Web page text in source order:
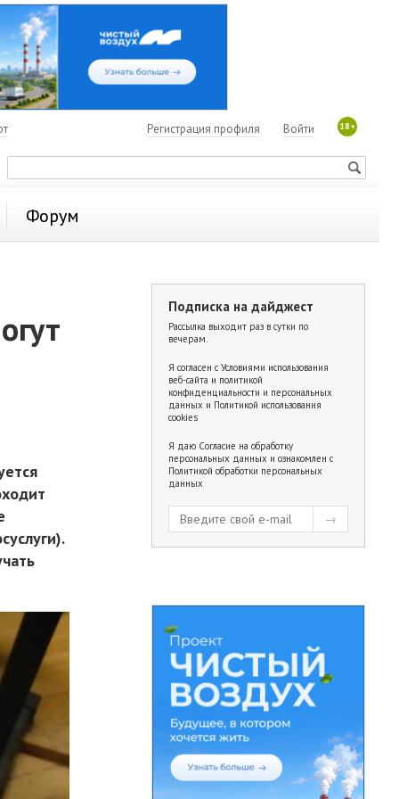
18+
Войти
Регистрация профиля
Форум
Подписка на дайджест
Рассылка выходит раз в сутки по
вечерам.
Я согласен с Условиями использования
веб-сайта и политикой
конфиденциальности и персональных
данных и Политикой использования
cookies
Я даю Согласие на обработку
персональных данных и ознакомлен с
Политикой обработки персональных
данных